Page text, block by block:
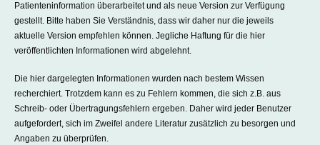
Patienteninformation überarbeitet und als neue Version zur Verfügung
gestellt. Bitte haben Sie Verständnis, dass wir daher nur die jeweils
aktuelle Version empfehlen können. Jegliche Haftung für die hier
veröffentlichten Informationen wird abgelehnt.
Die hier dargelegten Informationen wurden nach bestem Wissen
recherchiert. Trotzdem kann es zu Fehlern kommen, die sich z.B. aus
Schreib- oder Übertragungsfehlern ergeben. Daher wird jeder Benutzer
aufgefordert, sich im Zweifel andere Literatur zusätzlich zu besorgen und
Angaben zu überprüfen.